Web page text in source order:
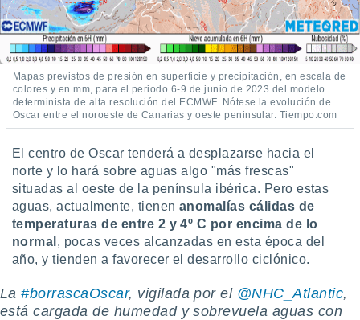
Mapas previstos de presión en superficie y precipitación, en escala de
colores y en mm, para el periodo 6-9 de junio de 2023 del modelo
determinista de alta resolución del ECMWF. Nótese la evolución de
Oscar entre el noroeste de Canarias y oeste peninsular. Tiempo.com
El centro de Oscar tenderá a desplazarse hacia el
norte y lo hará sobre aguas algo "más frescas"
situadas al oeste de la península ibérica. Pero estas
aguas, actualmente, tienen anomalías cálidas de
temperaturas de entre 2 y 4º C por encima de lo
normal , pocas veces alcanzadas en esta época del
año, y tienden a favorecer el desarrollo ciclónico.
La#borrascaOscar, vigilada por el @NHC_Atlantic,
está cargada de humedad y sobrevuela aguas con